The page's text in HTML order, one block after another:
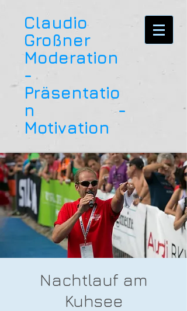
Claudio
Großner
Moderation
-
Präsentatio
n -
Motivation
Nachtlauf am
Kuhsee